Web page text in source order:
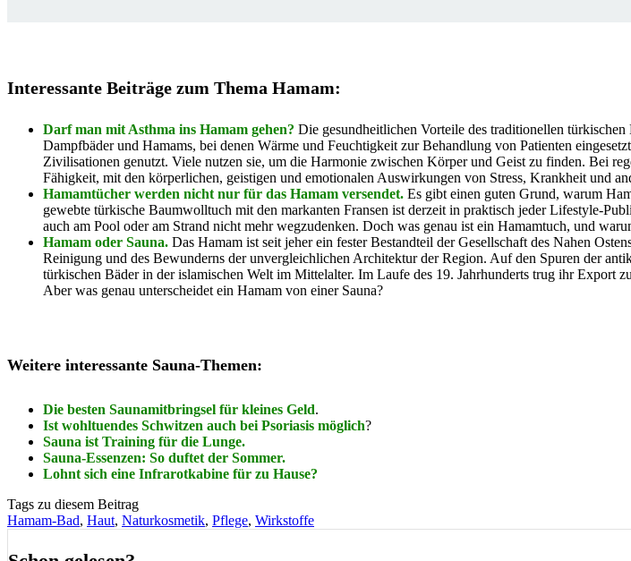
Interessante Beiträge zum Thema Hamam:
Darf man mit Asthma ins Hamam gehen? Die gesundheitlichen Vorteile des traditionellen
Dampfbäder und Hamams, bei denen Wärme und Feuchtigkeit zur Behandlung von Patienten
Zivilisationen genutzt. Viele nutzen sie, um die Harmonie zwischen Körper und Geist zu finden. Bei
Fähigkeit, mit den körperlichen, geistigen und emotionalen Auswirkungen von Stress, Krankheit und
Hamamtücher werden nicht nur für das Hamam versendet. Es gibt einen guten Grund, warum
gewebte türkische Baumwolltuch mit den markanten Fransen ist derzeit in praktisch jeder Lifestyle-
auch am Pool oder am Strand nicht mehr wegzudenken. Doch was genau ist ein Hamamtuch, und
Hamam oder Sauna. Das Hamam ist seit jeher ein fester Bestandteil der Gesellschaft des Nahen
Reinigung und des Bewunderns der unvergleichlichen Architektur der Region. Auf den Spuren der
türkischen Bäder in der islamischen Welt im Mittelalter. Im Laufe des 19. Jahrhunderts trug ihr Export
Aber was genau unterscheidet ein Hamam von einer Sauna?
Weitere interessante Sauna-Themen:
Die besten Saunamitbringsel für kleines Geld.
Ist wohltuendes Schwitzen auch bei Psoriasis möglich?
Sauna ist Training für die Lunge.
Sauna-Essenzen: So duftet der Sommer.
Lohnt sich eine Infrarotkabine für zu Hause?
Tags zu diesem Beitrag
Hamam-Bad, Haut, Naturkosmetik, Pflege, Wirkstoffe